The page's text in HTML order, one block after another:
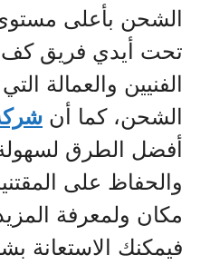
الشحن بأعلى مستوى
تحت أيدي فريق
الفنيين والعمالة
الشحن، كما أن
أفضل الطرق
والحفاظ على
مكان ولمعرفة
فيمكنك الاستعانة